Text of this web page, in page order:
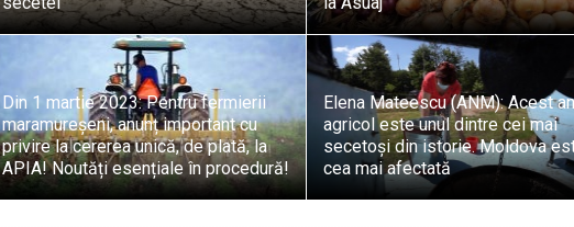
Din 1 martie 2023: Pentru fermierii
maramureșeni, anunț important cu
privire la cererea unică, de plată, la
APIA! Noutăți esențiale în procedură!
Elena Mateescu (ANM): Acest
agricol este unul dintre cei mai
secetoşi din istorie. Moldova
cea mai afectată